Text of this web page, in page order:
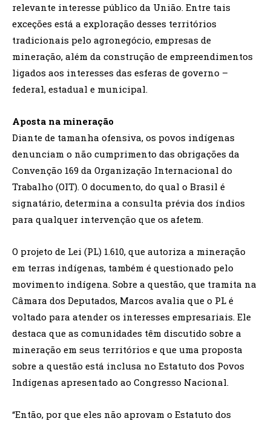
relevante interesse público da União. Entre tais
exceções está a exploração desses territórios
tradicionais pelo agronegócio, empresas de
mineração, além da construção de empreendimentos
ligados aos interesses das esferas de governo –
federal, estadual e municipal.
Aposta na mineração
Diante de tamanha ofensiva, os povos indígenas
denunciam o não cumprimento das obrigações da
Convenção 169 da Organização Internacional do
Trabalho (OIT). O documento, do qual o Brasil é
signatário, determina a consulta prévia dos índios
para qualquer intervenção que os afetem.
O projeto de Lei (PL) 1.610, que autoriza a mineração
em terras indígenas, também é questionado pelo
movimento indígena. Sobre a questão, que tramita na
Câmara dos Deputados, Marcos avalia que o PL é
voltado para atender os interesses empresariais. Ele
destaca que as comunidades têm discutido sobre a
mineração em seus territórios e que uma proposta
sobre a questão está inclusa no Estatuto dos Povos
Indígenas apresentado ao Congresso Nacional.
“Então, por que eles não aprovam o Estatuto dos